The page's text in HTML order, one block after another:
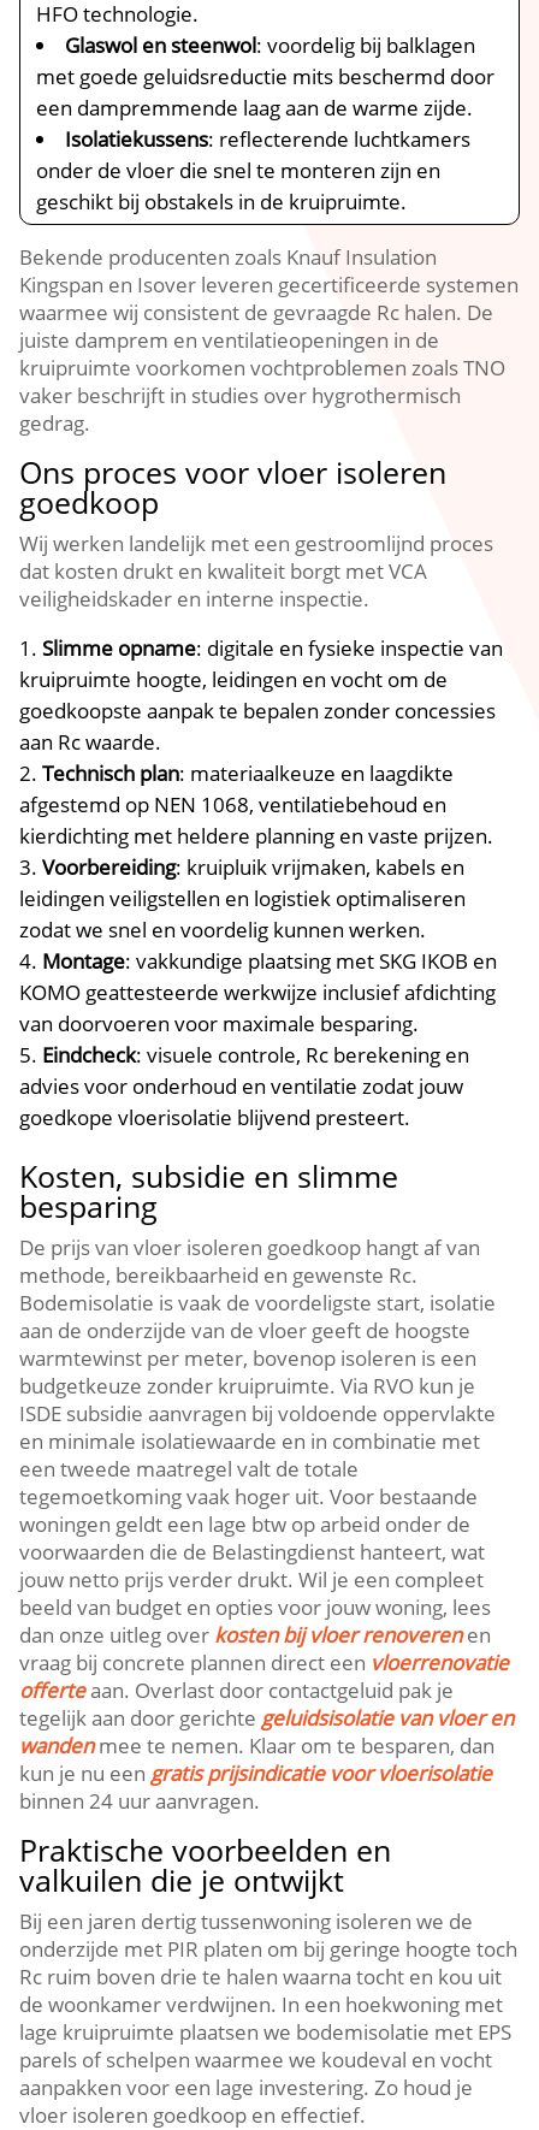
HFO technologie.​
Glaswol en steenwol: voordelig bij balklagen
met goede geluidsreductie mits beschermd door
een dampremmende laag aan de warme zijde.​
Isolatiekussens: reflecterende luchtkamers
onder de vloer die snel te monteren zijn en
geschikt bij obstakels in de kruipruimte.​
Bekende producenten zoals Knauf Insulation
Kingspan en Isover leveren gecertificeerde systemen
waarmee wij consistent de gevraagde Rc halen.​ De
juiste damprem en ventilatieopeningen in de
kruipruimte voorkomen vochtproblemen zoals TNO
vaker beschrijft in studies over hygrothermisch
gedrag.​
Ons proces voor vloer isoleren
goedkoop
Wij werken landelijk met een gestroomlijnd proces
dat kosten drukt en kwaliteit borgt met VCA
veiligheidskader en interne inspectie.​
Slimme opname: digitale en fysieke inspectie van
kruipruimte hoogte, leidingen en vocht om de
goedkoopste aanpak te bepalen zonder concessies
aan Rc waarde.​
Technisch plan: materiaalkeuze en laagdikte
afgestemd op NEN 1068, ventilatiebehoud en
kierdichting met heldere planning en vaste prijzen.​
Voorbereiding: kruipluik vrijmaken, kabels en
leidingen veiligstellen en logistiek optimaliseren
zodat we snel en voordelig kunnen werken.​
Montage: vakkundige plaatsing met SKG IKOB en
KOMO geattesteerde werkwijze inclusief afdichting
van doorvoeren voor maximale besparing.​
Eindcheck: visuele controle, Rc berekening en
advies voor onderhoud en ventilatie zodat jouw
goedkope vloerisolatie blijvend presteert.​
Kosten, subsidie en slimme
besparing
De prijs van vloer isoleren goedkoop hangt af van
methode, bereikbaarheid en gewenste Rc.​
Bodemisolatie is vaak de voordeligste start, isolatie
aan de onderzijde van de vloer geeft de hoogste
warmtewinst per meter, bovenop isoleren is een
budgetkeuze zonder kruipruimte.​ Via RVO kun je
ISDE subsidie aanvragen bij voldoende oppervlakte
en minimale isolatiewaarde en in combinatie met
een tweede maatregel valt de totale
tegemoetkoming vaak hoger uit.​ Voor bestaande
woningen geldt een lage btw op arbeid onder de
voorwaarden die de Belastingdienst hanteert, wat
jouw netto prijs verder drukt.​ Wil je een compleet
beeld van budget en opties voor jouw woning, lees
dan onze uitleg over kosten bij vloer renoverenen
vraag bij concrete plannen direct een vloerrenovatie
offerteaan.​ Overlast door contactgeluid pak je
tegelijk aan door gerichtegeluidsisolatie van vloer en
wandenmee te nemen.​ Klaar om te besparen, dan
kun je nu eengratis prijsindicatie voor vloerisolatie
binnen 24 uur aanvragen.​
Praktische voorbeelden en
valkuilen die je ontwijkt
Bij een jaren dertig tussenwoning isoleren we de
onderzijde met PIR platen om bij geringe hoogte toch
Rc ruim boven drie te halen waarna tocht en kou uit
de woonkamer verdwijnen.​ In een hoekwoning met
lage kruipruimte plaatsen we bodemisolatie met EPS
parels of schelpen waarmee we koudeval en vocht
aanpakken voor een lage investering.​ Zo houd je
vloer isoleren goedkoop en effectief.​